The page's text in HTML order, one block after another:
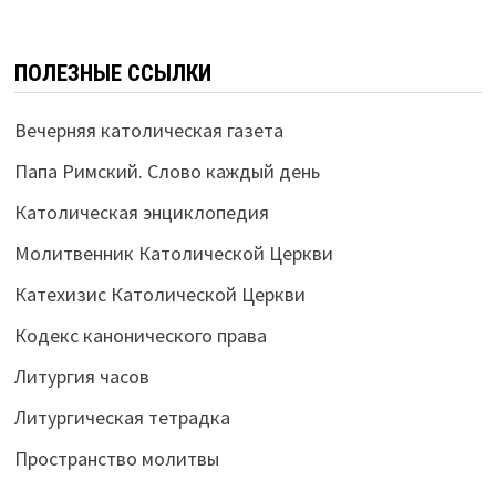
ПОЛЕЗНЫЕ ССЫЛКИ
Вечерняя католическая газета
Папа Римский. Слово каждый день
Католическая энциклопедия
Молитвенник Католической Церкви
Катехизис Католической Церкви
Кодекс канонического права
Литургия часов
Литургическая тетрадка
Пространство молитвы